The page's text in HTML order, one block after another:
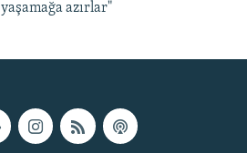
yaşamağa azırlar"